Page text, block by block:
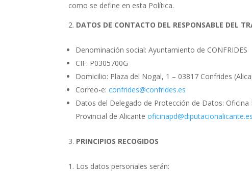
como se define en esta Política.
DATOS DE CONTACTO DEL RESPONSABLE DEL
Denominación social: Ayuntamiento de CONFRIDES
CIF: P0305700G
Domicilio: Plaza del Nogal, 1 – 03817 Confrides
Correo-e:confrides@confrides.es
Datos del Delegado de Protección de Datos:
Provincial de Alicanteoficinapd@diputacionalicante.es
PRINCIPIOS RECOGIDOS
Los datos personales serán: